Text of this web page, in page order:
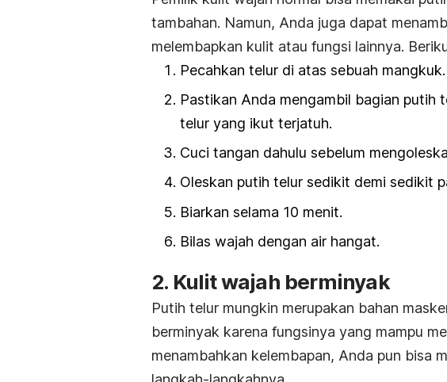
tambahan. Namun, Anda juga dapat
melembapkan kulit atau fungsi lainnya.
Pecahkan telur di atas sebuah mangkuk.
Pastikan Anda mengambil bagian putih
telur yang ikut terjatuh.
Cuci tangan dahulu sebelum
Oleskan putih telur sedikit demi sedikit
Biarkan selama 10 menit.
Bilas wajah dengan air hangat.
2. Kulit wajah berminyak
Putih telur mungkin merupakan bahan
berminyak karena fungsinya yang mampu
menambahkan kelembapan, Anda pun bisa